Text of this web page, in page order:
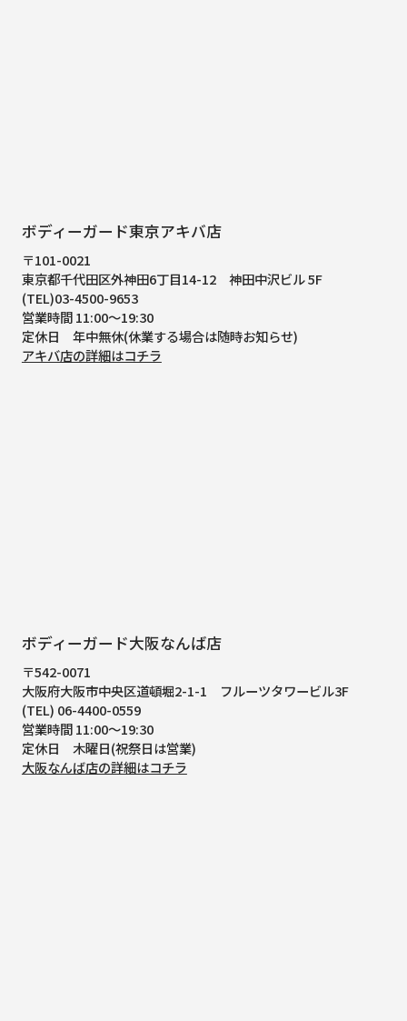
ボディーガード東京アキバ店
〒101-0021
東京都千代田区外神田6丁目14-12 神田中沢ビル 5F
(TEL)03-4500-9653
営業時間 11:00～19:30
定休日 年中無休(休業する場合は随時お知らせ)
アキバ店の詳細はコチラ
ボディーガード大阪なんば店
〒542-0071
大阪府大阪市中央区道頓堀2-1-1
フルーツタワービル3F
(TEL) 06-4400-0559
営業時間 11:00～19:30
定休日 木曜日(祝祭日は営業)
大阪なんば店の詳細はコチラ